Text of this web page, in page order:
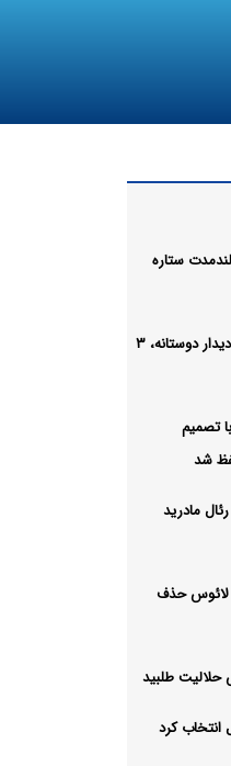
ستاره
پیروزی مقتدرانه استقلال تهران در دیدار دوستانه، ۳
تصمیم
شد
به رئال مادرید
لائوس حذف
حلالیت طلبید
انتخاب کرد